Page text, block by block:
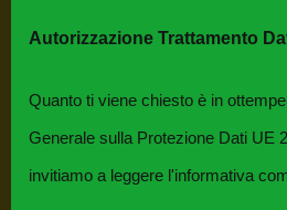
memorizzazione e alla
Autorizzazione
Autorizzazione Trattamento
Quanto ti viene chiesto è in
Generale sulla Protezione Dati UE
invitiamo a leggere l'informativa